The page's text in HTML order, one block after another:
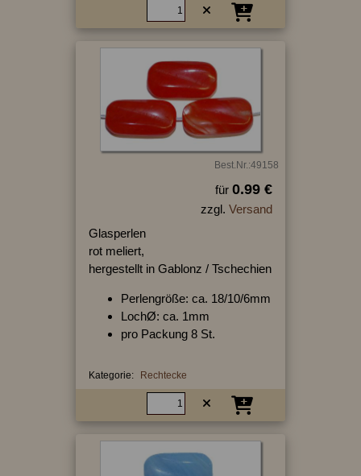
Best.Nr.:49158
für 0.99 €
zzgl. Versand
Glasperlen
rot meliert,
hergestellt in Gablonz / Tschechien
Perlengröße: ca. 18/10/6mm
LochØ: ca. 1mm
pro Packung 8 St.
Kategorie: Rechtecke